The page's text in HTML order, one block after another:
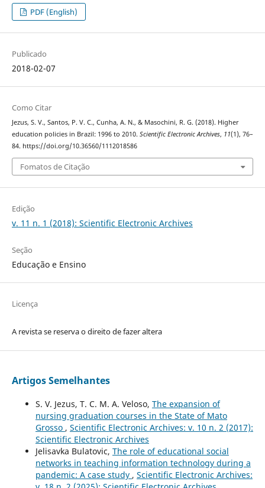
PDF (English)
Publicado
2018-02-07
Como Citar
Jezus, S. V., Santos, P. V. C., Cunha, A. N., & Masochini, R. G. (2018). Higher
education policies in Brazil: 1996 to 2010. Scientific Electronic Archives, 11(1), 76–
84. https://doi.org/10.36560/1112018586
Fomatos de Citação
Edição
v. 11 n. 1 (2018): Scientific Electronic Archives
Seção
Educação e Ensino
Licença
A revista se reserva o direito de fazer altera
Artigos Semelhantes
S. V. Jezus, T. C. M. A. Veloso, The expansion of
nursing graduation courses in the State of Mato
Grosso , Scientific Electronic Archives: v. 10 n. 2 (2017):
Scientific Electronic Archives
Jelisavka Bulatovic, The role of educational social
networks in teaching information technology during a
pandemic: A case study , Scientific Electronic Archives: